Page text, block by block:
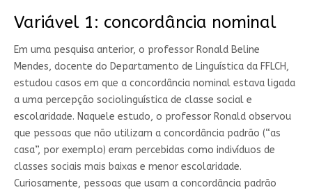
Variável 1: concordância nominal
Em uma pesquisa anterior, o professor Ronald Beline
Mendes, docente do Departamento de Linguística da FFLCH,
estudou casos em que a concordância nominal estava ligada
a uma percepção sociolinguística de classe social e
escolaridade. Naquele estudo, o professor Ronald observou
que pessoas que não utilizam a concordância padrão (“as
casa”, por exemplo) eram percebidas como indivíduos de
classes sociais mais baixas e menor escolaridade.
Curiosamente, pessoas que usam a concordância padrão